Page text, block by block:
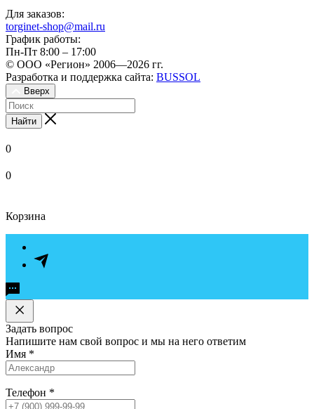
Для заказов:
torginet-shop@mail.ru
График работы:
Пн-Пт 8:00 – 17:00
© ООО «Регион» 2006—2026 гг.
Разработка и поддержка сайта: BUSSOL
Вверх
Найти
0
0
Корзина
Задать вопрос
Напишите нам свой вопрос и мы на него ответим
Имя *
Телефон *